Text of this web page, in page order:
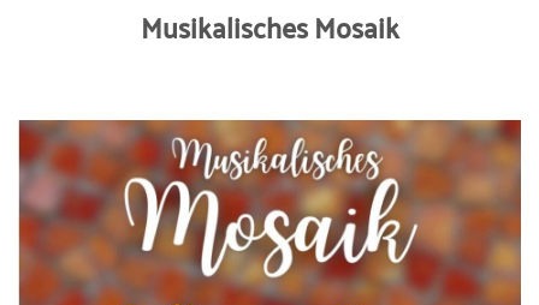
Musikalisches Mosaik